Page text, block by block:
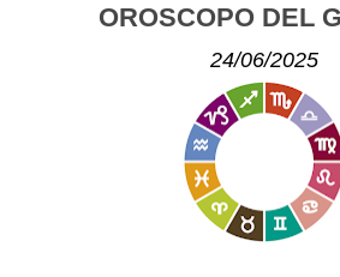
OROSCOPO DEL
24/06/2025